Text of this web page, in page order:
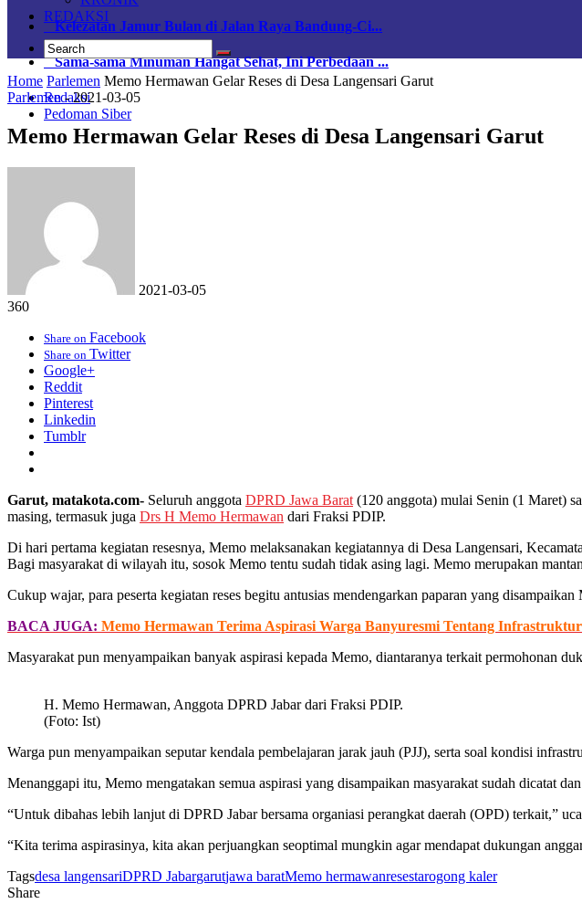
Kelezatan Jamur Bulan di Jalan Raya Bandung-Ci...
Sama-sama Minuman Hangat Sehat, Ini Perbedaan ...
Redaksi
Pedoman Siber
REDAKSI
Home Parlemen Memo Hermawan Gelar Reses di Desa Langensari Garut
Parlemen-2021-03-05
Memo Hermawan Gelar Reses di Desa Langensari Garut
2021-03-05
360
Share on Facebook
Share on Twitter
Google+
Reddit
Pinterest
Linkedin
Tumblr
Garut, matakota.com- Seluruh anggota DPRD Jawa Barat (120 anggota) mulai Senin (1 Maret)
masing, termasuk juga Drs H Memo Hermawan dari Fraksi PDIP.
Di hari pertama kegiatan resesnya, Memo melaksanakan kegiatannya di Desa Langensari,
Bagi masyarakat di wilayah itu, sosok Memo tentu sudah tidak asing lagi. Memo merupakan
Cukup wajar, para peserta kegiatan reses begitu antusias mendengarkan paparan yang disampaikan
BACA JUGA: Memo Hermawan Terima Aspirasi Warga Banyuresmi Tentang
Masyarakat pun menyampaikan banyak aspirasi kepada Memo, diantaranya terkait permohonan
H. Memo Hermawan, Anggota DPRD Jabar dari Fraksi PDIP.
(Foto: Ist)
Warga pun menyampaikan seputar kendala pembelajaran jarak jauh (PJJ), serta soal kondisi
Menanggapi itu, Memo mengatakan semua aspirasi yang disampaikan masyarakat sudah dicatat
“Untuk dibahas lebih lanjut di DPRD Jabar bersama organiasi perangkat daerah (OPD) terkait,”
“Kita terima aspirasinya, kita akan perjuangkan seoptimal mungkin agar mendapat dukungan
Tagsdesa langensariDPRD Jabargarutjawa baratMemo hermawanresestarogong kaler
Share